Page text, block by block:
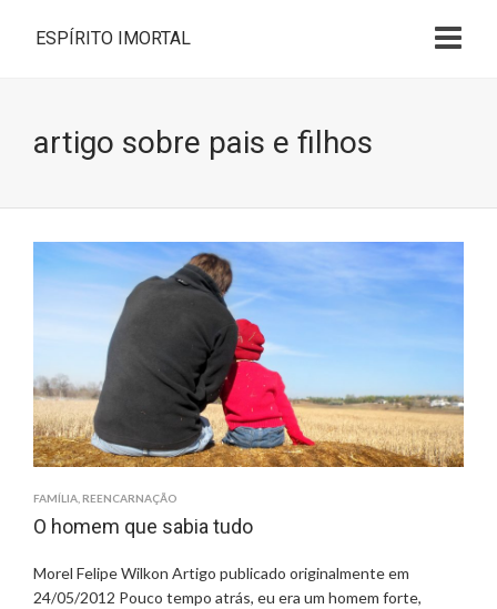
ESPÍRITO IMORTAL
artigo sobre pais e filhos
FAMÍLIA REENCARNAÇÃO
O homem que sabia tudo
Morel Felipe Wilkon Artigo publicado originalmente em
24/05/2012 Pouco tempo atrás, eu era um homem forte,